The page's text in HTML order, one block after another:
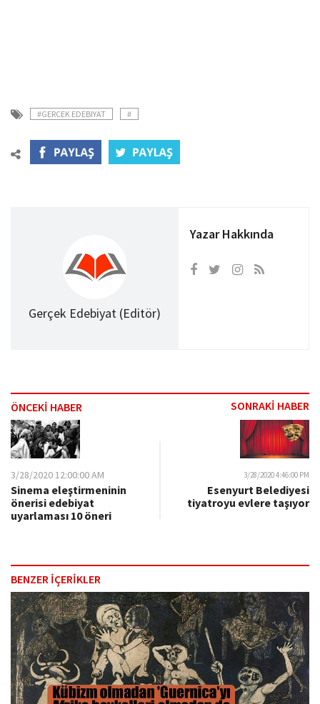
#GERCEK EDEBIYAT #
Gerçek Edebiyat (Editör)
Yazar Hakkında
ÖNCEKİ HABER SONRAKİ HABER
3/28/2020 12:00:00 AM
Sinema eleştirmeninin
önerisi edebiyat
uyarlaması 10 öneri
3/28/2020 4:46:00 PM
Esenyurt Belediyesi
tiyatroyu evlere taşıyor
BENZER İÇERİKLER